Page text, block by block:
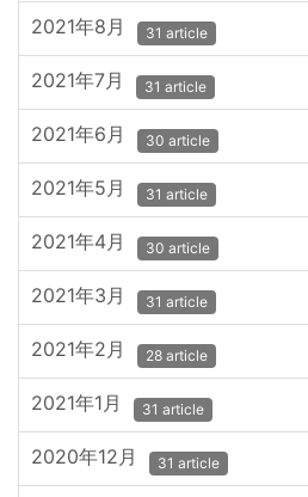
2021年8月 31 article
2021年7月 31 article
2021年6月 30 article
2021年5月 31 article
2021年4月 30 article
2021年3月 31 article
2021年2月 28 article
2021年1月 31 article
2020年12月 31 article